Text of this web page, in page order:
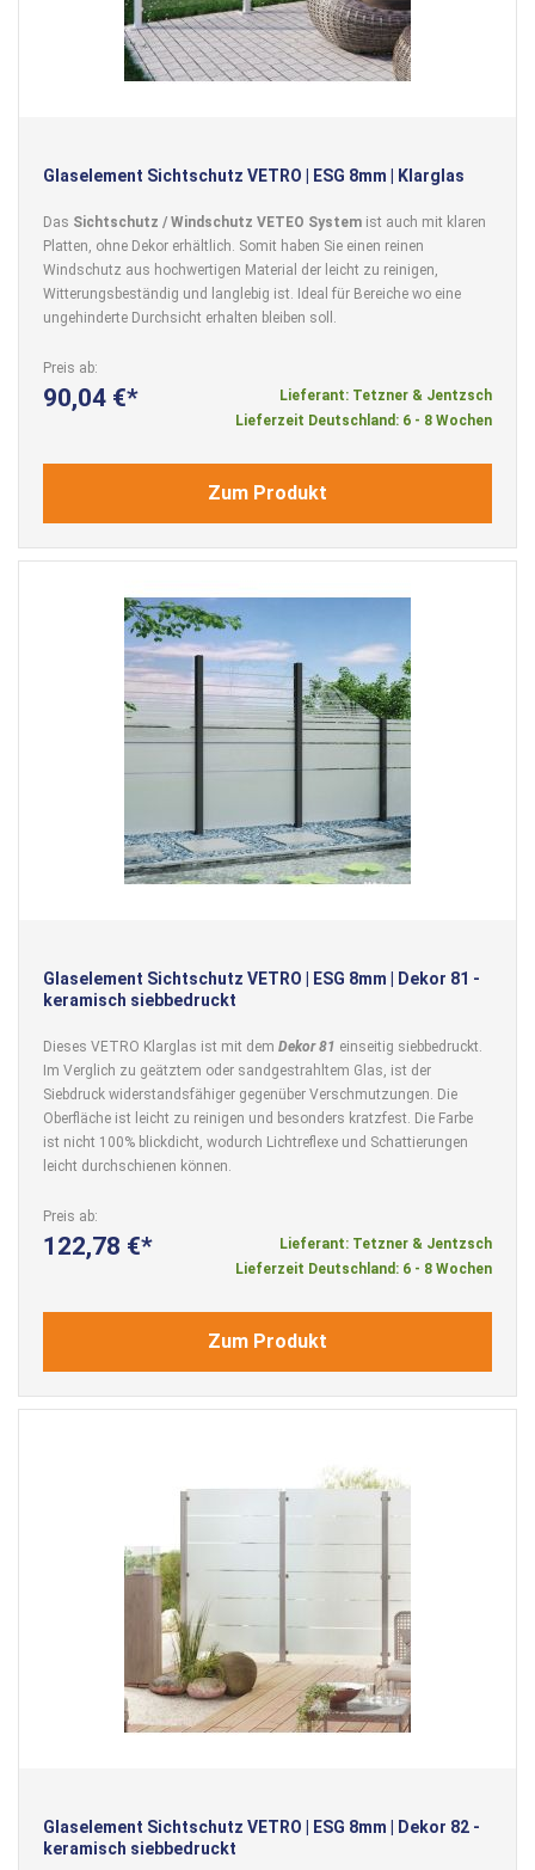
Glaselement Sichtschutz VETRO | ESG 8mm | Klarglas
Das Sichtschutz / Windschutz VETEO System ist auch mit klaren
Platten, ohne Dekor erhältlich. Somit haben Sie einen reinen
Windschutz aus hochwertigen Material der leicht zu reinigen,
Witterungsbeständig und langlebig ist. Ideal für Bereiche wo eine
ungehinderte Durchsicht erhalten bleiben soll.
Preis ab
90,04 €
Lieferant: Tetzner & Jentzsch
Lieferzeit Deutschland: 6 - 8 Wochen
Zum Produkt
Glaselement Sichtschutz VETRO | ESG 8mm | Dekor 81 -
keramisch siebbedruckt
Dieses VETRO Klarglas ist mit dem Dekor 81 einseitig siebbedruckt.
Im Verglich zu geätztem oder sandgestrahltem Glas, ist der
Siebdruck widerstandsfähiger gegenüber Verschmutzungen. Die
Oberfläche ist leicht zu reinigen und besonders kratzfest. Die Farbe
ist nicht 100% blickdicht, wodurch Lichtreflexe und Schattierungen
leicht durchschienen können.
Preis ab
122,78 €
Lieferant: Tetzner & Jentzsch
Lieferzeit Deutschland: 6 - 8 Wochen
Zum Produkt
Glaselement Sichtschutz VETRO | ESG 8mm | Dekor 82 -
keramisch siebbedruckt